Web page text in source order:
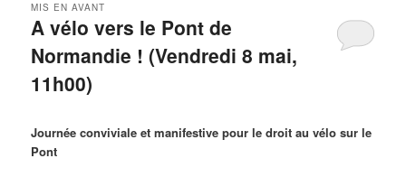
A vélo vers le Pont de
Normandie ! (Vendredi 8 mai,
11h00)
MIS EN AVANT
Journée conviviale et manifestive pour le droit au vélo sur le
Pont